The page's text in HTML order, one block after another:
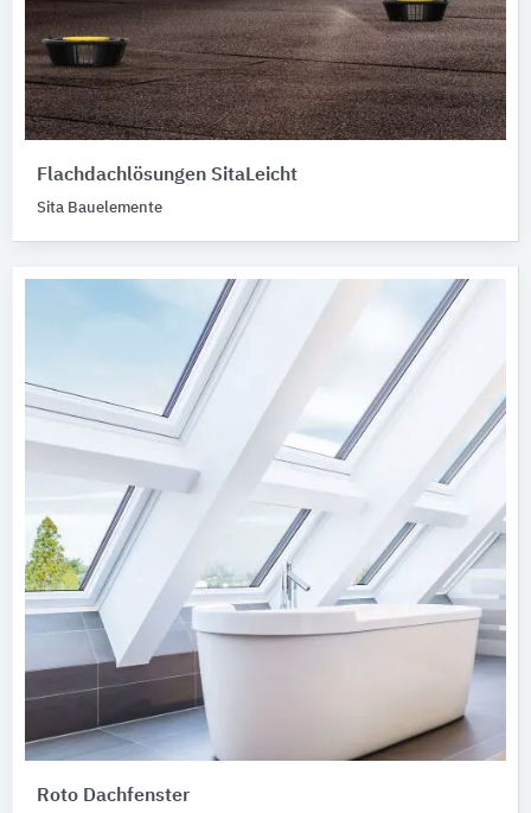
Flachdachlösungen SitaLeicht
Sita Bauelemente
Roto Dachfenster